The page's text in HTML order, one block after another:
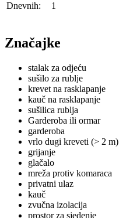
Dnevnih:
1
Značajke
stalak za odjeću
sušilo za rublje
krevet na rasklapanje
kauč na rasklapanje
sušilica rublja
Garderoba ili ormar
garderoba
vrlo dugi kreveti (> 2 m)
grijanje
glačalo
mreža protiv komaraca
privatni ulaz
kauč
zvučna izolacija
prostor za sjedenje